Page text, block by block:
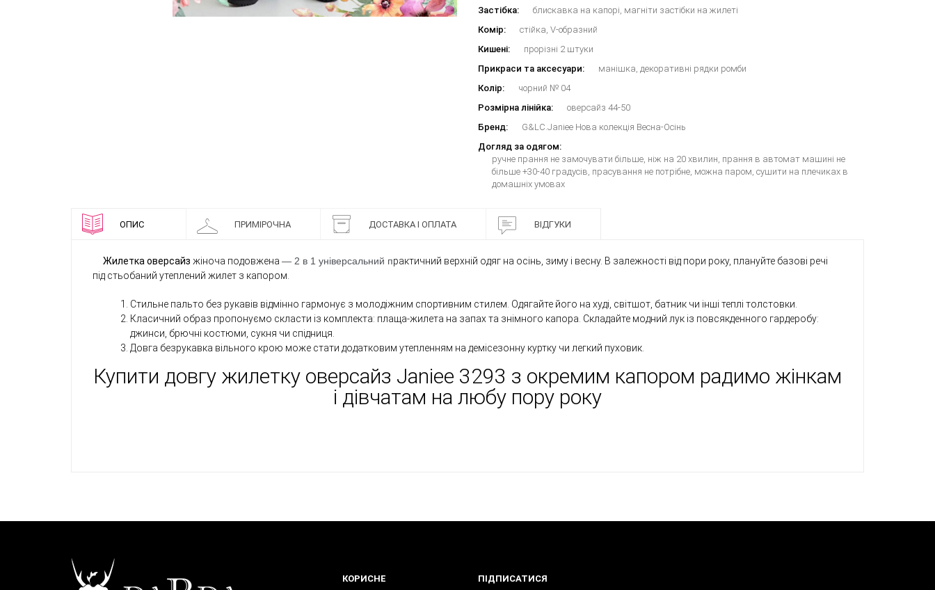
Застібка:
блискавка на капорі, магніти застібки на жилеті
Комір:
стійка, V-образний
Кишені:
прорізні 2 штуки
Прикраси та аксесуари:
манішка, декоративні рядки ромби
Колір:
чорний № 04
Розмірна лінійка:
оверсайз 44-50
Бренд:
G&LC.Janiee Нова колекція Весна-Осінь
Догляд за одягом:
ручне прання не замочувати більше, ніж на 20 хвилин, прання в автомат машині не
більше +30-40 градусів, прасування не потрібне, можна паром, сушити на плечиках в
домашніх умовах
ОПИС ПРИМІРОЧНА ДОСТАВКА І ОПЛАТА ВІДГУКИ
Жилетка оверсайз жіноча подовжена — 2 в 1 універсальний практичний верхній одяг на осінь, зиму і весну. В залежності від пори року, плануйте базові речі
під стьобаний утеплений жилет з капором.
Стильне пальто без рукавів відмінно гармонує з молодіжним спортивним стилем. Одягайте його на худі, світшот, батник чи інші теплі толстовки.
Класичний образ пропонуємо скласти із комплекта: плаща-жилета на запах та знімного капора. Складайте модний лук із повсякденного гардеробу:
джинси, брючні костюми, сукня чи спідниця.
Довга безрукавка вільного крою може стати додатковим утепленням на демісезонну куртку чи легкий пуховик.
Купити довгу жилетку оверсайз Janiee 3293 з окремим капором радимо жінкам
і дівчатам на любу пору року
КОРИСНЕ ПІДПИСАТИСЯ